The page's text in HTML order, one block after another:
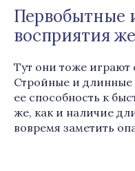
Первобытные
восприятия
Тут они тоже
Стройные и
ее способность к
же, как и наличие
вовремя заметить